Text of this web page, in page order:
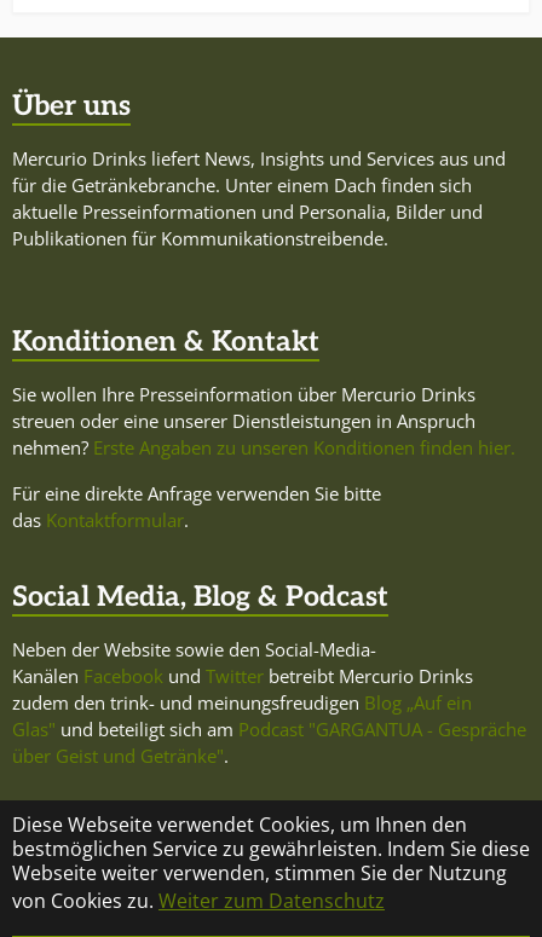
Diese Webseite verwendet Cookies, um Ihnen den
bestmöglichen Service zu gewährleisten. Indem Sie diese
Webseite weiter verwenden, stimmen Sie der Nutzung
von Cookies zu. Weiter zum Datenschutz
Über uns
Mercurio Drinks liefert News, Insights und Services aus und
für die Getränkebranche. Unter einem Dach finden sich
aktuelle Presseinformationen und Personalia, Bilder und
Publikationen für Kommunikationstreibende.
Konditionen & Kontakt
Sie wollen Ihre Presseinformation über Mercurio Drinks
streuen oder eine unserer Dienstleistungen in Anspruch
nehmen? Erste Angaben zu unseren Konditionen finden hier.
Für eine direkte Anfrage verwenden Sie bitte
das Kontaktformular.
Social Media, Blog & Podcast
Neben der Website sowie den Social-Media-
Kanälen Facebook und Twitter betreibt Mercurio Drinks
zudem den trink- und meinungsfreudigen Blog „Auf ein
Glas" und beteiligt sich am Podcast "GARGANTUA - Gespräche
über Geist und Getränke".
KONTAKT ÜBER MERCURIO DRINKS
IMPRESSUM